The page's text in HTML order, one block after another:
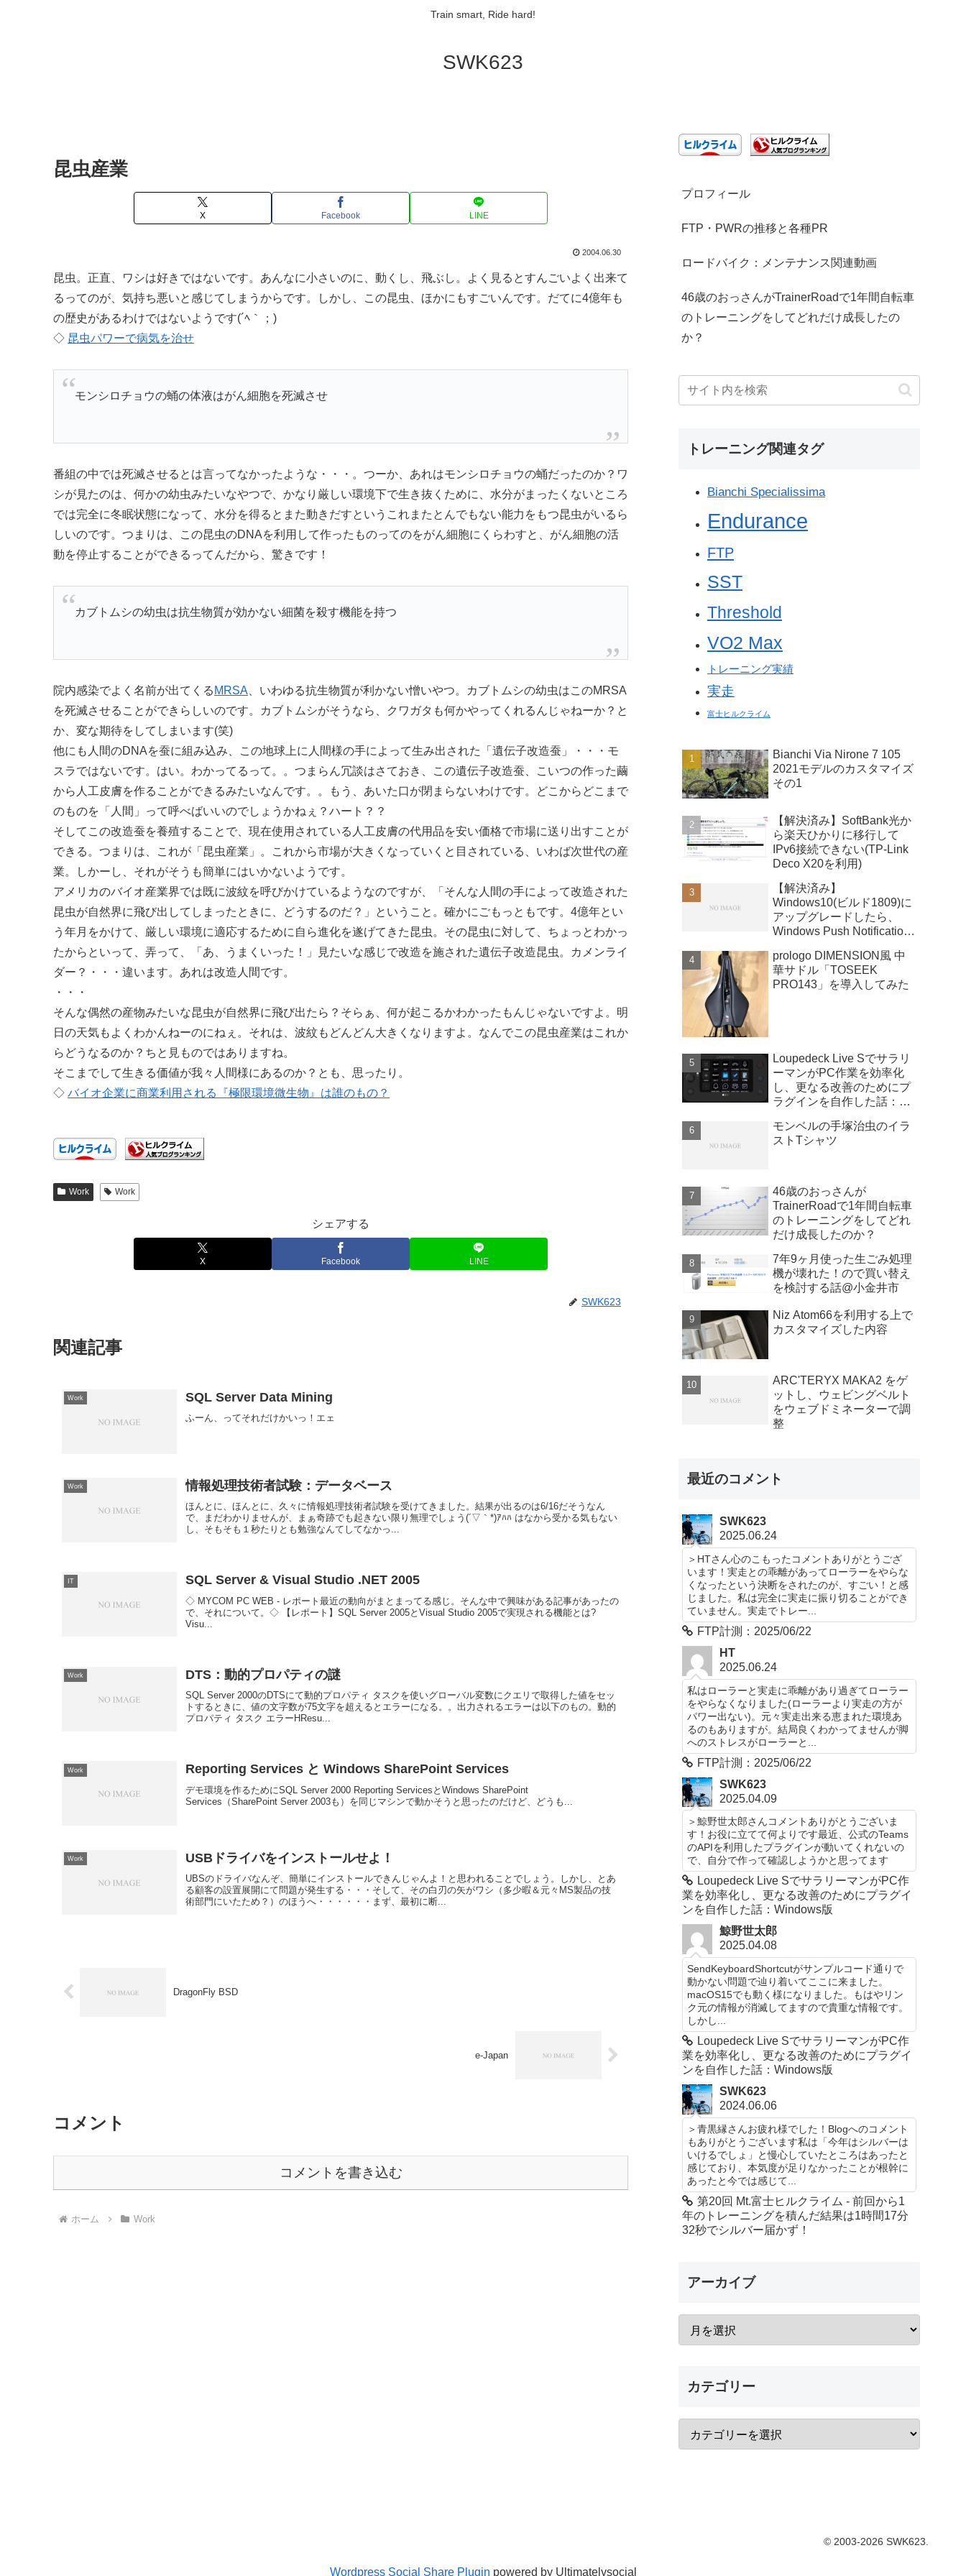
Train smart, Ride hard!
SWK623
昆虫産業
X Facebook LINE
2004.06.30
昆虫。正直、ワシは好きではないです。あんなに小さいのに、動くし、飛ぶし。よく見るとすんごいよく出来て
るってのが、気持ち悪いと感じてしまうからです。しかし、この昆虫、ほかにもすごいんです。だてに4億年も
の歴史があるわけではないようです(´ﾍ｀；)
◇ 昆虫パワーで病気を治せ
モンシロチョウの蛹の体液はがん細胞を死滅させ
番組の中では死滅させるとは言ってなかったような・・・。つーか、あれはモンシロチョウの蛹だったのか？ワ
シが見たのは、何かの幼虫みたいなやつで、かなり厳しい環境下で生き抜くために、水分がまったくないところ
では完全に冬眠状態になって、水分を得るとまた動きだすというこれまたとんでもない能力をもつ昆虫がいるら
しいのです。つまりは、この昆虫のDNAを利用して作ったものってのをがん細胞にくらわすと、がん細胞の活
動を停止することができるってんだから、驚きです！
カブトムシの幼虫は抗生物質が効かない細菌を殺す機能を持つ
院内感染でよく名前が出てくる MRSA 、いわゆる抗生物質が利かない憎いやつ。カブトムシの幼虫はこのMRSA
を死滅させることができらしいのです。カブトムシがそうなら、クワガタも何かやってくれるんじゃねーか？と
か、変な期待をしてしまいます(笑)
他にも人間のDNAを蚕に組み込み、この地球上に人間様の手によって生み出された「遺伝子改造蚕」・・・モ
スラではないです。はい。わかってるって。。つまらん冗談はさておき、この遺伝子改造蚕、こいつの作った繭
から人工皮膚を作ることができるみたいなんです。。もう、あいた口が閉まらないわけです。どこからどこまで
のものを「人間」って呼べばいいのでしょうかねぇ？ハート？？
そしてこの改造蚕を養殖することで、現在使用されている人工皮膚の代用品を安い価格で市場に送り出すことが
できる。つまりは、これが「昆虫産業」。これから市場が大きくなっていくと目されている、いわば次世代の産
業。しかーし、それがそうも簡単にはいかないようです。
アメリカのバイオ産業界では既に波紋を呼びかけているようなのですが、「そんな人間の手によって改造された
昆虫が自然界に飛び出してしまったときに、どうするのだ？」ということ。確かにごもっともです。4億年とい
う年月をかけて、厳しい環境に適応するために自ら進化を遂げてきた昆虫。その昆虫に対して、ちょっとわかっ
たからといって、弄って、「あ、うまくいった！」見たいな感じで改造を施された遺伝子改造昆虫。カメンライ
ダー？・・・違います。あれは改造人間です。
・・・
そんな偶然の産物みたいな昆虫が自然界に飛び出たら？そらぁ、何が起こるかわかったもんじゃないですよ。明
日の天気もよくわかんねーのにねぇ。それは、波紋もどんどん大きくなりますよ。なんでこの昆虫産業はこれか
らどうなるのか？ちと見ものではありますね。
そこまでして生きる価値が我々人間様にあるのか？とも、思ったり。
◇ バイオ企業に商業利用される『極限環境微生物』は誰のもの？
Work Work
シェアする
X Facebook LINE
SWK623
関連記事
Work SQL Server Data Mining
ふーん、ってそれだけかいっ！エェ
Work 情報処理技術者試験：データベース
ほんとに、ほんとに、久々に情報処理技術者試験を受けてきました。結果が出るのは6/16だそうなん
で、まだわかりませんが、まぁ奇跡でも起きない限り無理でしょう(´▽｀*)ｱﾊﾊ はなから受かる気もない
し、そもそも１秒たりとも勉強なんてしてなかっ...
IT SQL Server & Visual Studio .NET 2005
◇ MYCOM PC WEB - レポート最近の動向がまとまってる感じ。そんな中で興味がある記事があったの
で、それについて。◇ 【レポート】SQL Server 2005とVisual Studio 2005で実現される機能とは?
Visu...
Work DTS：動的プロパティの謎
SQL Server 2000のDTSにて動的プロパティ タスクを使いグローバル変数にクエリで取得した値をセッ
トするときに、値の文字数が75文字を超えるとエラーになる。。出力されるエラーは以下のもの。動的
プロパティ タスク エラーHResu...
Work Reporting Services と Windows SharePoint Services
デモ環境を作るためにSQL Server 2000 Reporting ServicesとWindows SharePoint
Services（SharePoint Server 2003も）を同じマシンで動かそうと思ったのだけど、どうも...
Work USBドライバをインストールせよ！
UBSのドライバなんぞ、簡単にインストールできんじゃんよ！と思われることでしょう。しかし、とあ
る顧客の設置展開にて問題が発生する・・・そして、その白刃の矢がワシ（多少暇＆元々MS製品の技
術部門にいたため？）のほうへ・・・・・・まず、最初に断...
DragonFly BSD
e-Japan
コメント
コメントを書き込む
ホーム Work
プロフィール
FTP・PWRの推移と各種PR
ロードバイク：メンテナンス関連動画
46歳のおっさんがTrainerRoadで1年間自転車
のトレーニングをしてどれだけ成長したの
か？
トレーニング関連タグ
Bianchi Specialissima
Endurance
FTP
SST
Threshold
VO2 Max
トレーニング実績
実走
富士ヒルクライム
Bianchi Via Nirone 7 105
2021モデルのカスタマイズ
その1
【解決済み】SoftBank光か
ら楽天ひかりに移行して
IPv6接続できない(TP-Link
Deco X20を利用)
【解決済み】
Windows10(ビルド1809)に
アップグレードしたら、
Windows Push Notifications
prologo DIMENSION風 中
華サドル「TOSEEK
PRO143」を導入してみた
Loupedeck Live Sでサラリ
ーマンがPC作業を効率化
し、更なる改善のためにプ
ラグインを自作した話：
モンベルの手塚治虫のイラ
ストTシャツ
46歳のおっさんが
TrainerRoadで1年間自転車
のトレーニングをしてどれ
だけ成長したのか？
7年9ヶ月使った生ごみ処理
機が壊れた！ので買い替え
を検討する話@小金井市
Niz Atom66を利用する上で
カスタマイズした内容
ARC'TERYX MAKA2 をゲ
ットし、ウェビングベルト
をウェブドミネーターで調
整
最近のコメント
SWK623
2025.06.24
＞HTさん心のこもったコメントありがとうござ
います！実走との乖離があってローラーをやらな
くなったという決断をされたのが、すごい！と感
じました。私は完全に実走に振り切ることができ
ていません。実走でトレー...
FTP計測：2025/06/22
HT
2025.06.24
私はローラーと実走に乖離があり過ぎてローラー
をやらなくなりました(ローラーより実走の方が
パワー出ない)。元々実走出来る恵まれた環境あ
るのもありますが。結局良くわかってませんが脚
へのストレスがローラーと...
FTP計測：2025/06/22
SWK623
2025.04.09
＞鯨野世太郎さんコメントありがとうございま
す！お役に立てて何よりです最近、公式のTeams
のAPIを利用したプラグインが動いてくれないの
で、自分で作って確認しようかと思ってます
Loupedeck Live SでサラリーマンがPC作
業を効率化し、更なる改善のためにプラグイ
ンを自作した話：Windows版
鯨野世太郎
2025.04.08
SendKeyboardShortcutがサンプルコード通りで
動かない問題で辿り着いてここに来ました。
macOS15でも動く様になりました。もはやリン
ク元の情報が消滅してますので貴重な情報です。
しかし...
Loupedeck Live SでサラリーマンがPC作
業を効率化し、更なる改善のためにプラグイ
ンを自作した話：Windows版
SWK623
2024.06.06
＞青黒縁さんお疲れ様でした！Blogへのコメント
もありがとうございます私は「今年はシルバーは
いけるでしょ」と慢心していたところはあったと
感じており、本気度が足りなかったことが根幹に
あったと今では感じて...
第20回 Mt.富士ヒルクライム - 前回から1
年のトレーニングを積んだ結果は1時間17分
32秒でシルバー届かず！
アーカイブ
カテゴリー
© 2003-2026 SWK623.
Wordpress Social Share Plugin powered by Ultimatelysocial